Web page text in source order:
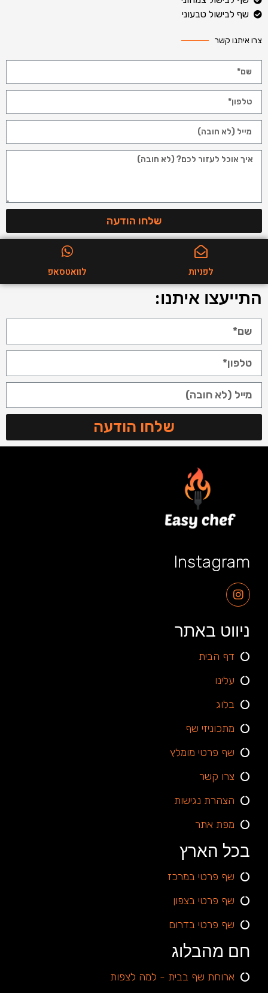
שף לבישול טבעוני
צרו איתנו קשר
שלחו הודעה
לפניות לוואטסאפ
התייעצו איתנו:
שלחו הודעה
Instagram
ניווט באתר
דף הבית
עלינו
בלוג
מתכוניזי שף
שף פרטי מומלץ
צרו קשר
הצהרת נגישות
מפת אתר
בכל הארץ
שף פרטי במרכז
שף פרטי בצפון
שף פרטי בדרום
חם מהבלוג
ארוחת שף בבית - למה לצפות